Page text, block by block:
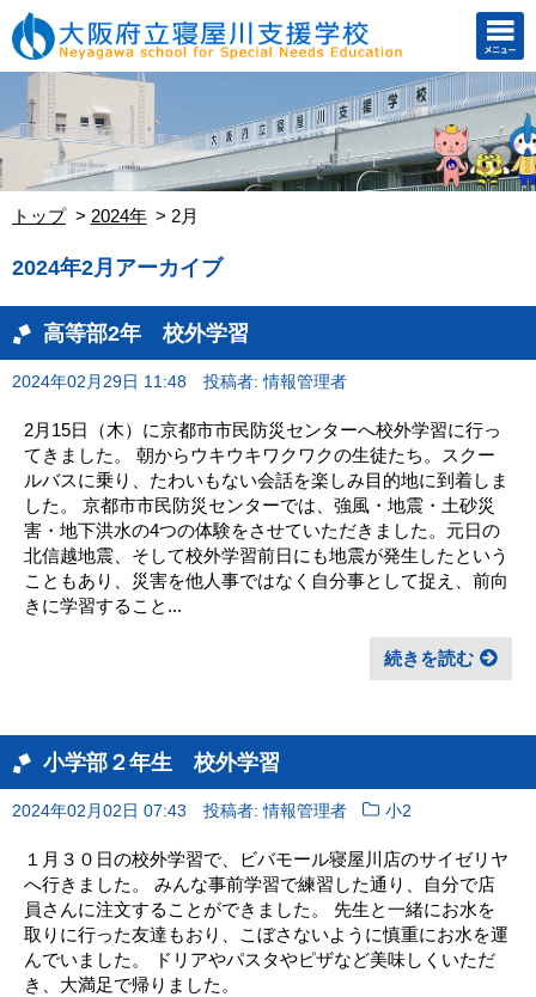
トップ 2024年 2月
2024年2月アーカイブ
高等部2年 校外学習
2024年02月29日 11:48 投稿者: 情報管理者
2月15日（木）に京都市市民防災センターへ校外学習に行っ
てきました。 朝からウキウキワクワクの生徒たち。スクー
ルバスに乗り、たわいもない会話を楽しみ目的地に到着しま
した。 京都市市民防災センターでは、強風・地震・土砂災
害・地下洪水の4つの体験をさせていただきました。元日の
北信越地震、そして校外学習前日にも地震が発生したという
こともあり、災害を他人事ではなく自分事として捉え、前向
きに学習すること...
続きを読む
小学部２年生 校外学習
2024年02月02日 07:43 投稿者: 情報管理者 小2
１月３０日の校外学習で、ビバモール寝屋川店のサイゼリヤ
へ行きました。 みんな事前学習で練習した通り、自分で店
員さんに注文することができました。 先生と一緒にお水を
取りに行った友達もおり、こぼさないように慎重にお水を運
んでいました。 ドリアやパスタやピザなど美味しくいただ
き、大満足で帰りました。